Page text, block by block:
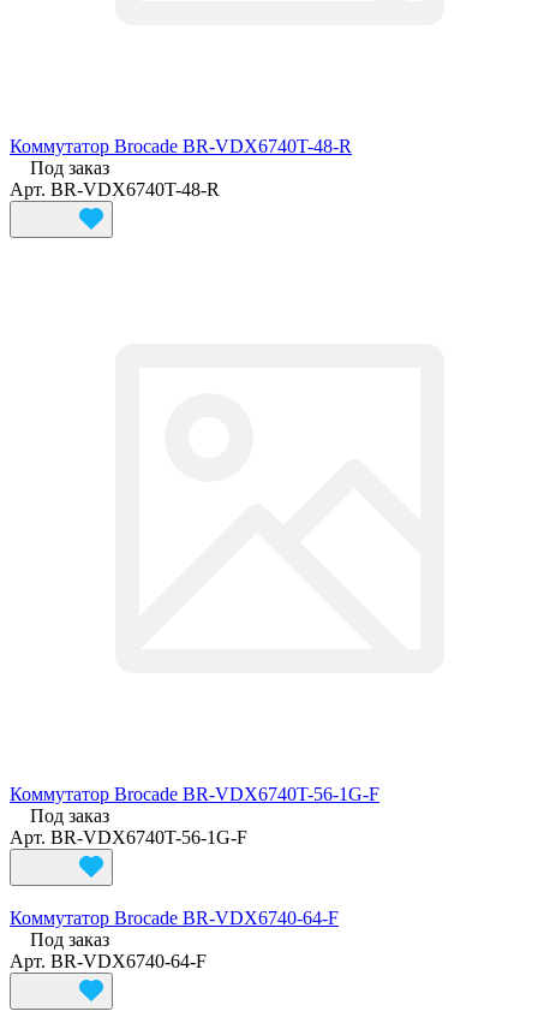
Коммутатор Brocade BR-VDX6740T-48-R
Под заказ
Арт. BR-VDX6740T-48-R
Коммутатор Brocade BR-VDX6740T-56-1G-F
Под заказ
Арт. BR-VDX6740T-56-1G-F
Коммутатор Brocade BR-VDX6740-64-F
Под заказ
Арт. BR-VDX6740-64-F